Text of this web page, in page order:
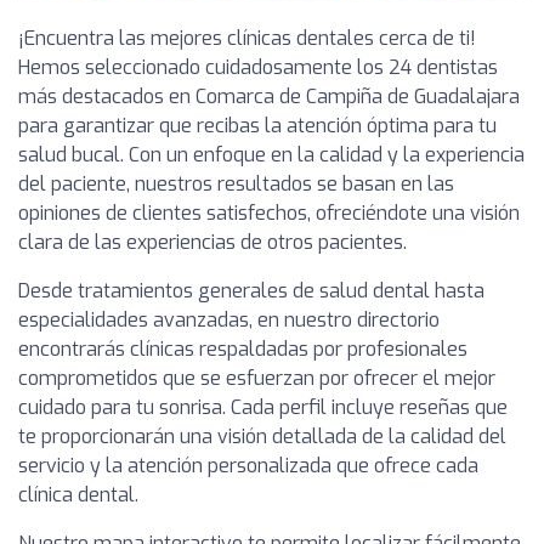
¡Encuentra las mejores clínicas dentales cerca de ti!
Hemos seleccionado cuidadosamente los 24 dentistas
más destacados en Comarca de Campiña de Guadalajara
para garantizar que recibas la atención óptima para tu
salud bucal. Con un enfoque en la calidad y la experiencia
del paciente, nuestros resultados se basan en las
opiniones de clientes satisfechos, ofreciéndote una visión
clara de las experiencias de otros pacientes.
Desde tratamientos generales de salud dental hasta
especialidades avanzadas, en nuestro directorio
encontrarás clínicas respaldadas por profesionales
comprometidos que se esfuerzan por ofrecer el mejor
cuidado para tu sonrisa. Cada perfil incluye reseñas que
te proporcionarán una visión detallada de la calidad del
servicio y la atención personalizada que ofrece cada
clínica dental.